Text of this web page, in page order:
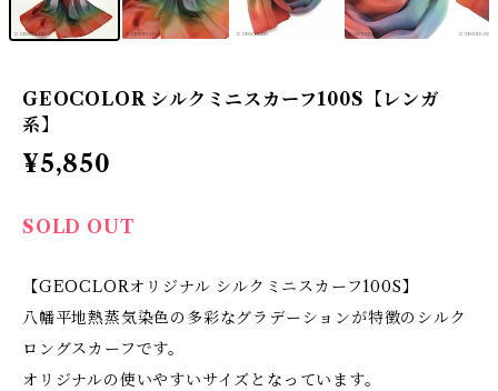
GEOCOLOR シルクミニスカーフ100S【レンガ
系】
¥5,850
SOLD OUT
【GEOCLORオリジナル シルクミニスカーフ100S】
八幡平地熱蒸気染色の多彩なグラデーションが特徴のシルク
ロングスカーフです。
オリジナルの使いやすいサイズとなっています。